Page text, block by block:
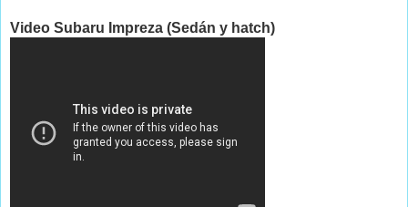
Video Subaru Impreza (Sedán y hatch)